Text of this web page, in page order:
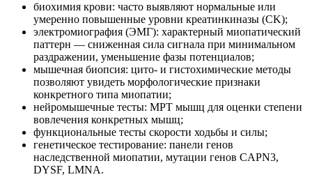
биохимия крови: часто выявляют нормальные или
умеренно повышенные уровни креатинкиназы (CK);
электромиография (ЭМГ): характерный миопатический
паттерн — сниженная сила сигнала при минимальном
раздражении, уменьшение фазы потенциалов;
мышечная биопсия: цито- и гистохимические методы
позволяют увидеть морфологические признаки
конкретного типа миопатии;
нейромышечные тесты: МРТ мышц для оценки степени
вовлечения конкретных мышц;
функциональные тесты скорости ходьбы и силы;
генетическое тестирование: панели генов
наследственной миопатии, мутации генов CAPN3,
DYSF, LMNA.